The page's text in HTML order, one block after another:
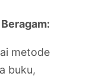
metode
buku,